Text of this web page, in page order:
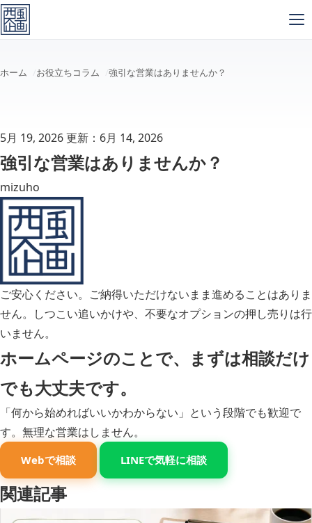
メインコンテンツへスキップ
ホーム お役立ちコラム 強引な営業はありませんか？
5月 19, 2026更新：6月 14, 2026
強引な営業はありませんか？
mizuho
ご安心ください。ご納得いただけないまま進めることはありま
せん。しつこい追いかけや、不要なオプションの押し売りは行
いません。
ホームページのことで、まずは相談だけ
でも大丈夫です。
「何から始めればいいかわからない」という段階でも歓迎で
す。無理な営業はしません。
Webで相談 LINEで気軽に相談
関連記事